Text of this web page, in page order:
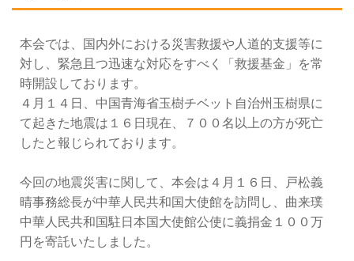
本会では、国内外における災害救援や人道的支援等に
対し、緊急且つ迅速な対応をすべく「救援基金」を常
時開設しております。
４月１４日、中国青海省玉樹チベット自治州玉樹県に
て起きた地震は１６日現在、７００名以上の方が死亡
したと報じられております。
今回の地震災害に関して、本会は４月１６日、戸松義
晴事務総長が中華人民共和国大使館を訪問し、曲来璞
中華人民共和国駐日本国大使館公使に義捐金１００万
円を寄託いたしました。